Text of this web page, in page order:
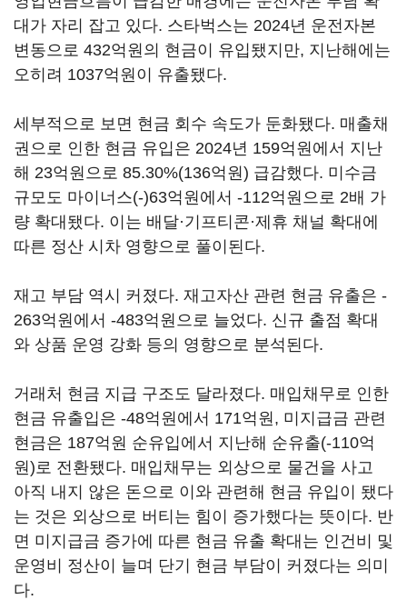
대가 자리 잡고 있다. 스타벅스는 2024년 운전자본
변동으로 432억원의 현금이 유입됐지만, 지난해에는
오히려 1037억원이 유출됐다.
세부적으로 보면 현금 회수 속도가 둔화됐다. 매출채
권으로 인한 현금 유입은 2024년 159억원에서 지난
해 23억원으로 85.30%(136억원) 급감했다. 미수금
규모도 마이너스(-)63억원에서 -112억원으로 2배 가
량 확대됐다. 이는 배달·기프티콘·제휴 채널 확대에
따른 정산 시차 영향으로 풀이된다.
재고 부담 역시 커졌다. 재고자산 관련 현금 유출은 -
263억원에서 -483억원으로 늘었다. 신규 출점 확대
와 상품 운영 강화 등의 영향으로 분석된다.
거래처 현금 지급 구조도 달라졌다. 매입채무로 인한
현금 유출입은 -48억원에서 171억원, 미지급금 관련
현금은 187억원 순유입에서 지난해 순유출(-110억
원)로 전환됐다. 매입채무는 외상으로 물건을 사고
아직 내지 않은 돈으로 이와 관련해 현금 유입이 됐다
는 것은 외상으로 버티는 힘이 증가했다는 뜻이다. 반
면 미지급금 증가에 따른 현금 유출 확대는 인건비 및
운영비 정산이 늘며 단기 현금 부담이 커졌다는 의미
다.